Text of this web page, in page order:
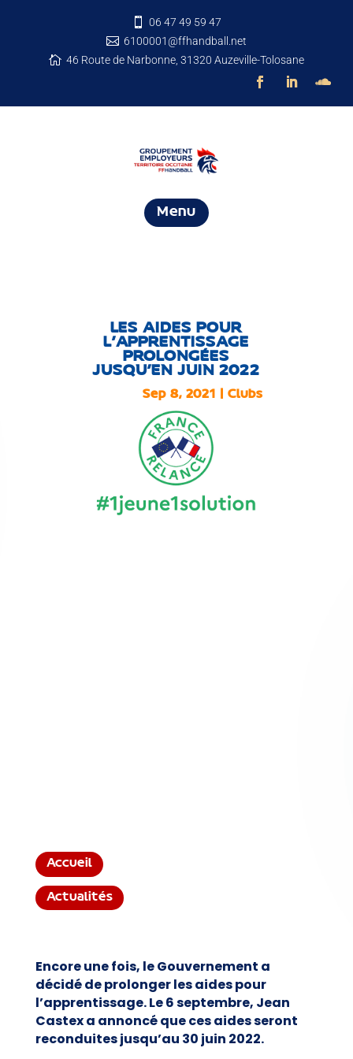

06 47 49 59 47
 6100001@ffhandball.net
 46 Route de Narbonne, 31320 Auzeville-Tolosane
Menu
LES AIDES POUR
L’APPRENTISSAGE
PROLONGÉES
JUSQU’EN JUIN 2022
Sep 8, 2021 |Clubs
Accueil
Actualités
Encore une fois, le Gouvernement a
décidé de prolonger les aides pour
l’apprentissage. Le 6 septembre, Jean
Castex a annoncé que ces aides seront
reconduites jusqu’au 30 juin 2022.